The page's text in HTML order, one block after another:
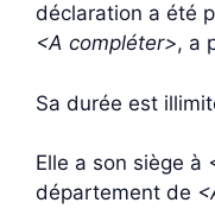
déclaration a été
<A compléter>, a
Sa durée est
Elle a son siège à
département de